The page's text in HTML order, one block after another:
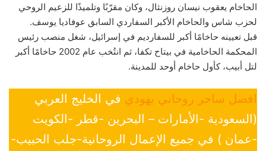
الحاخام يعقوب نيسان روزنثال، وكان مقرّبًا وتلميذًا للزعيم الروحي
لحزب شاس والحاخام الأكبر السفاردي السابق عوفاديا يوسف.
قبل تعيينه حاخامًا أكبر للسفارديم في إسرائيل، شغل منصب رئيس
المحكمة الحاخامية في بيتاح تكفا، ثم انتُخب عام 2002 حاخامًا أكبر
لتل أبيب، كأول حاخام أوحد للمدينة.
افضل ساحر روحاني يهودي في الخليج العربي
(السعودية -الأمارات – البحرين -قطر -الكويت
-عمان ) في جميع الإعمال الروحانية-جلب الحبيب-